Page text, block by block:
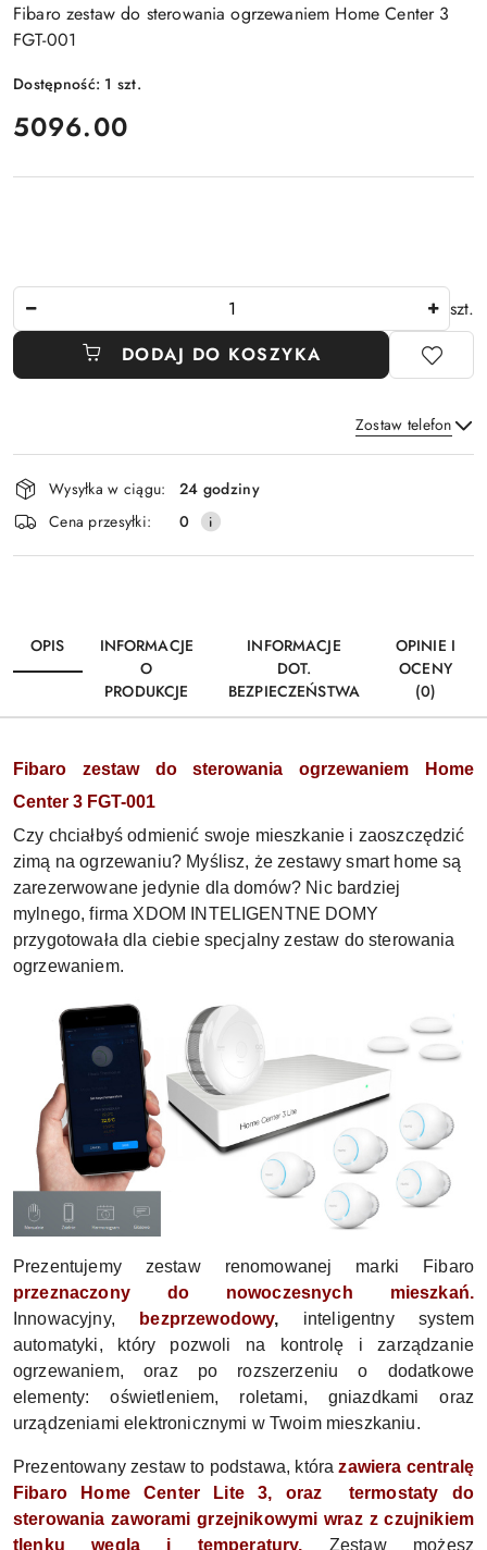
Fibaro zestaw do sterowania ogrzewaniem Home Center 3
FGT-001
Dostępność: 1 szt.
cena:
5096.00
szt.
DODAJ DO KOSZYKA
Zostaw telefon
Wyślij
Dostępność
i
dostawa
Wysyłka w ciągu:
24 godziny
Cena przesyłki:
0
OPIS
INFORMACJE
O
PRODUKCJE
INFORMACJE
DOT.
BEZPIECZEŃSTWA
OPINIE I
OCENY
(0)
Fibaro zestaw do sterowania ogrzewaniem Home
Center 3 FGT-001
Czy chciałbyś odmienić swoje mieszkanie i zaoszczędzić
zimą na ogrzewaniu? Myślisz, że zestawy smart home są
zarezerwowane jedynie dla domów? Nic bardziej
mylnego, firma XDOM INTELIGENTNE DOMY
przygotowała dla ciebie specjalny zestaw do sterowania
ogrzewaniem.
Prezentujemy zestaw renomowanej marki Fibaro
przeznaczony do nowoczesnych mieszkań.
Innowacyjny,
bezprzewodowy, inteligentny system
automatyki, który pozwoli na kontrolę i zarządzanie
ogrzewaniem, oraz po rozszerzeniu o dodatkowe
elementy: oświetleniem, roletami, gniazdkami oraz
urządzeniami elektronicznymi w Twoim mieszkaniu.
Prezentowany zestaw to podstawa, którazawiera centralę
Fibaro Home Center Lite 3, oraz termostaty do
sterowania zaworami grzejnikowymi wraz z czujnikiem
tlenku węgla i temperatury. Zestaw możesz